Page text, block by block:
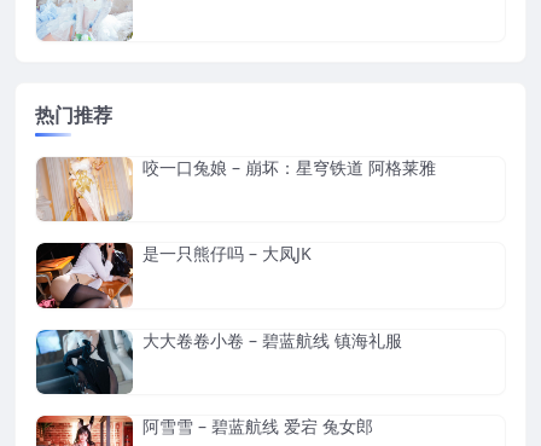
热门推荐
咬一口兔娘 – 崩坏：星穹铁道 阿格莱雅
是一只熊仔吗 – 大凤JK
大大卷卷小卷 – 碧蓝航线 镇海礼服
阿雪雪 – 碧蓝航线 爱宕 兔女郎